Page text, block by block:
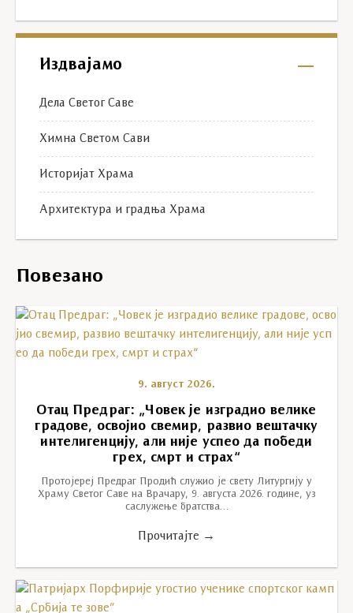
Издвајамо
Дела Светог Саве
Химна Светом Сави
Историјат Храма
Архитектура и градња Храма
Повезано
9. август 2026.
Отац Предраг: „Човек је изградио велике
градове, освојио свемир, развио вештачку
интелигенцију, али није успео да победи
грех, смрт и страх“
Протојереј Предраг Продић служио је свету Литургију у
Храму Светог Саве на Врачару, 9. августа 2026. године, уз
саслужење братства…
Прочитајте →